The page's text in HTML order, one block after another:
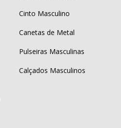
Cinto Masculino
Canetas de Metal
Pulseiras Masculinas
Calçados Masculinos